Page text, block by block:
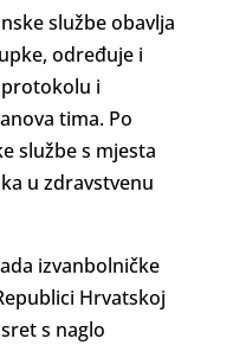
službe obavlja
određuje i
i
tima. Po
službe s mjesta
u zdravstvenu
izvanbolničke
Hrvatskoj
s naglo